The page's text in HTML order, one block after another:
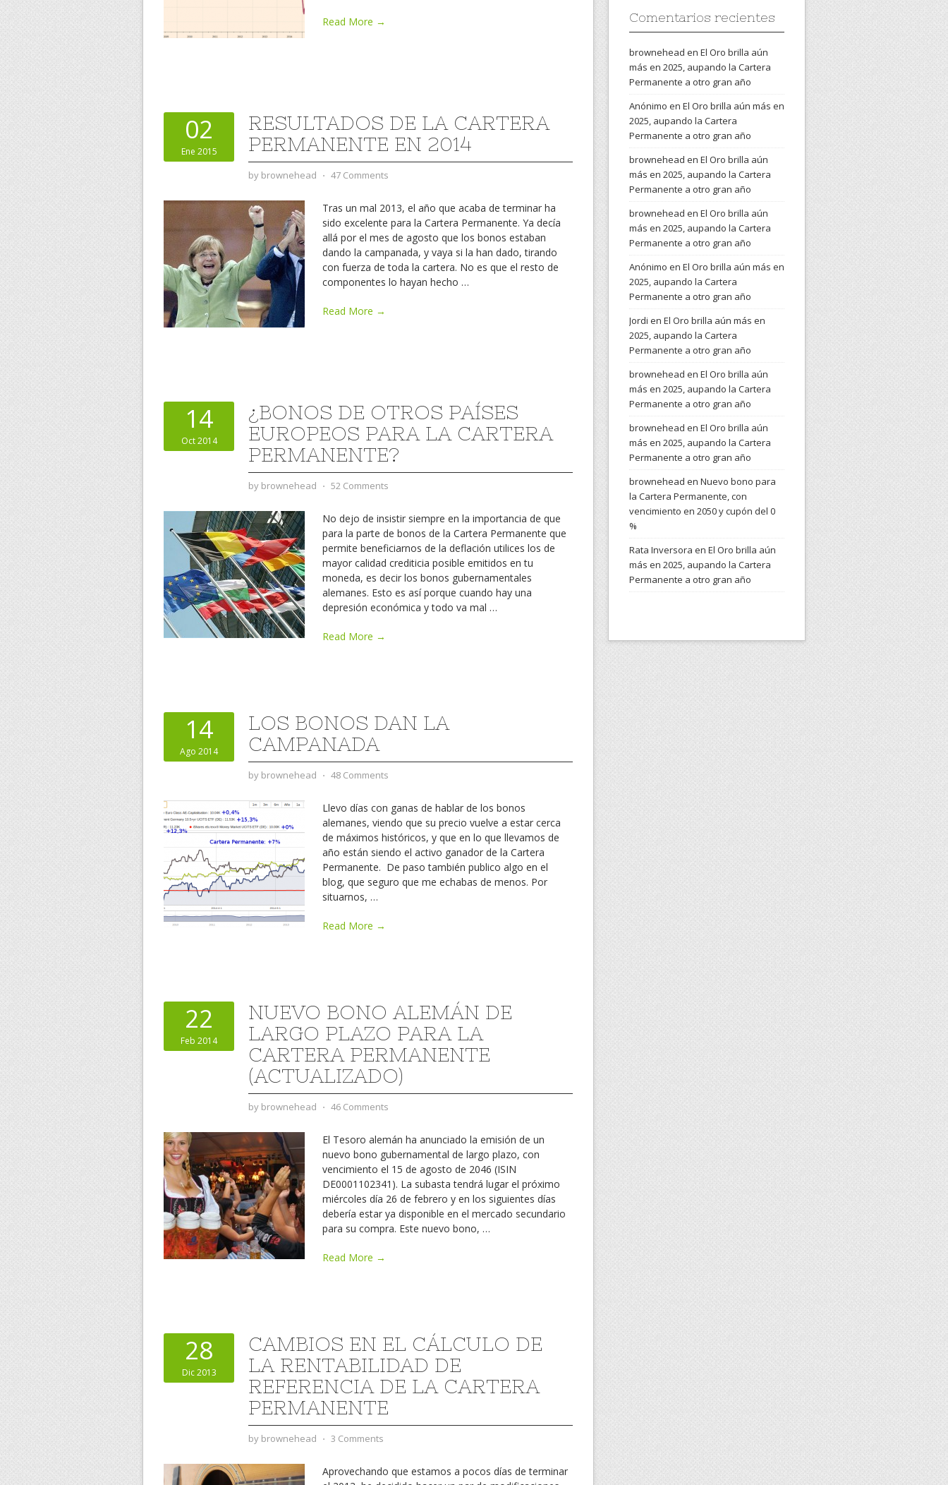
Read More →
02
Ene 2015
RESULTADOS DE LA CARTERA
PERMANENTE EN 2014
by brownehead ⋅ 47 Comments
Tras un mal 2013, el año que acaba de terminar ha
sido excelente para la Cartera Permanente. Ya decía
allá por el mes de agosto que los bonos estaban
dando la campanada, y vaya si la han dado, tirando
con fuerza de toda la cartera. No es que el resto de
componentes lo hayan hecho …
Read More →
14
Oct 2014
¿BONOS DE OTROS PAÍSES
EUROPEOS PARA LA CARTERA
PERMANENTE?
by brownehead ⋅ 52 Comments
No dejo de insistir siempre en la importancia de que
para la parte de bonos de la Cartera Permanente que
permite beneficiarnos de la deflación utilices los de
mayor calidad crediticia posible emitidos en tu
moneda, es decir los bonos gubernamentales
alemanes. Esto es así porque cuando hay una
depresión económica y todo va mal …
Read More →
14
Ago 2014
LOS BONOS DAN LA
CAMPANADA
by brownehead ⋅ 48 Comments
Llevo días con ganas de hablar de los bonos
alemanes, viendo que su precio vuelve a estar cerca
de máximos históricos, y que en lo que llevamos de
año están siendo el activo ganador de la Cartera
Permanente. De paso también publico algo en el
blog, que seguro que me echabas de menos. Por
situarnos, …
Read More →
22
Feb 2014
NUEVO BONO ALEMÁN DE
LARGO PLAZO PARA LA
CARTERA PERMANENTE
(ACTUALIZADO)
by brownehead ⋅ 46 Comments
El Tesoro alemán ha anunciado la emisión de un
nuevo bono gubernamental de largo plazo, con
vencimiento el 15 de agosto de 2046 (ISIN
DE0001102341). La subasta tendrá lugar el próximo
miércoles día 26 de febrero y en los siguientes días
debería estar ya disponible en el mercado secundario
para su compra. Este nuevo bono, …
Read More →
28
Dic 2013
CAMBIOS EN EL CÁLCULO DE
LA RENTABILIDAD DE
REFERENCIA DE LA CARTERA
PERMANENTE
by brownehead ⋅ 3 Comments
Aprovechando que estamos a pocos días de terminar
Comentarios recientes
brownehead en El Oro brilla aún
más en 2025, aupando la Cartera
Permanente a otro gran año
Anónimo en El Oro brilla aún más en
2025, aupando la Cartera
Permanente a otro gran año
brownehead en El Oro brilla aún
más en 2025, aupando la Cartera
Permanente a otro gran año
brownehead en El Oro brilla aún
más en 2025, aupando la Cartera
Permanente a otro gran año
Anónimo en El Oro brilla aún más en
2025, aupando la Cartera
Permanente a otro gran año
Jordi en El Oro brilla aún más en
2025, aupando la Cartera
Permanente a otro gran año
brownehead en El Oro brilla aún
más en 2025, aupando la Cartera
Permanente a otro gran año
brownehead en El Oro brilla aún
más en 2025, aupando la Cartera
Permanente a otro gran año
brownehead en Nuevo bono para
la Cartera Permanente, con
vencimiento en 2050 y cupón del 0
%
Rata Inversora en El Oro brilla aún
más en 2025, aupando la Cartera
Permanente a otro gran año